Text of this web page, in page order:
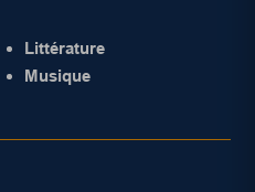
Littérature
Musique